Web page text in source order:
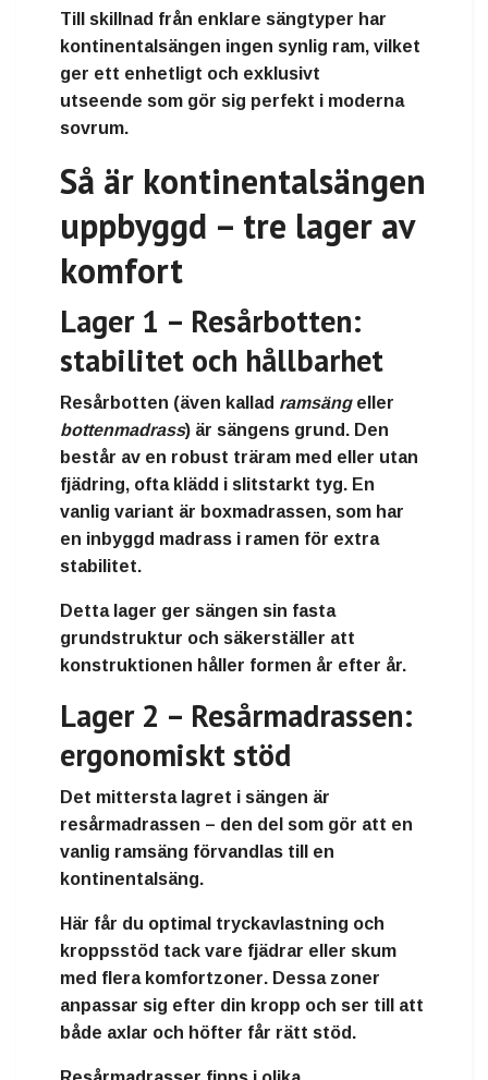
Till skillnad från enklare sängtyper har
kontinentalsängen ingen synlig ram, vilket
ger ett enhetligt och exklusivt
utseende som gör sig perfekt i moderna
sovrum.
Så är kontinentalsängen
uppbyggd – tre lager av
komfort
Lager 1 – Resårbotten:
stabilitet och hållbarhet
Resårbotten (även kallad ramsäng eller
bottenmadrass) är sängens grund. Den
består av en robust träram med eller utan
fjädring, ofta klädd i slitstarkt tyg. En
vanlig variant är boxmadrassen, som har
en inbyggd madrass i ramen för extra
stabilitet.
Detta lager ger sängen sin fasta
grundstruktur och säkerställer att
konstruktionen håller formen år efter år.
Lager 2 – Resårmadrassen:
ergonomiskt stöd
Det mittersta lagret i sängen är
resårmadrassen – den del som gör att en
vanlig ramsäng förvandlas till en
kontinentalsäng.
Här får du optimal tryckavlastning och
kroppsstöd tack vare fjädrar eller skum
med flera komfortzoner. Dessa zoner
anpassar sig efter din kropp och ser till att
både axlar och höfter får rätt stöd.